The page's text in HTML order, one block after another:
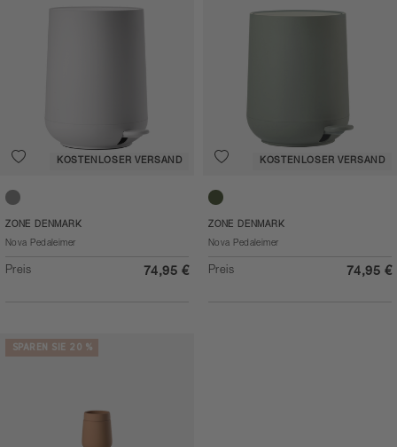
KOSTENLOSER VERSAND
Soft Grey
ZONE DENMARK
Nova Pedaleimer
Preis 74,95 €
KOSTENLOSER VERSAND
Olive green
ZONE DENMARK
Nova Pedaleimer
Preis 74,95 €
SPAREN SIE 20 %